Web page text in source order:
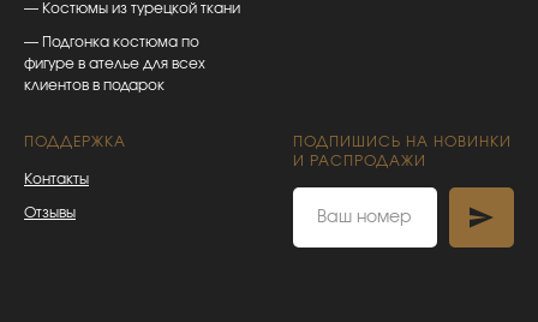
— Костюмы из турецкой ткани
— Подгонка костюма по
фигуре в ателье для всех
клиентов в подарок
ПОДДЕРЖКА
Контакты
Отзывы
ПОДПИШИСЬ НА НОВИНКИ
И РАСПРОДАЖИ